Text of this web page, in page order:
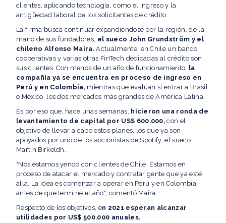
clientes, aplicando tecnología, como el ingreso y la
antigüedad laboral de los solicitantes de crédito.
La firma busca continuar expandiéndose por la región, de la
mano de sus fundadores, el sueco John Grundström y el
chileno Alfonso Maira.Actualmente, en Chile un banco,
cooperativas y varias otras FinTech dedicadas al crédito son
sus clientes. Con menos de un año de funcionamiento, la
compañía ya se encuentra en proceso de ingreso en
Perú y en Colombia, mientras que evalúan si entrar a Brasil
o México, los dos mercados más grandes de América Latina.
Es por eso que, hace unas semanas, hicieron una ronda de
levantamiento de capital por US$ 600.000, con el
objetivo de llevar a cabo estos planes, los que ya son
apoyados por uno de los accionistas de Spotify, el sueco
Martin Birkeldh.
"Nos estamos yendo con clientes de Chile. Estamos en
proceso de atacar el mercado y contratar gente que ya esté
allá. La idea es comenzar a operar en Perú y en Colombia
antes de que termine el año", comentó Maira.
Respecto de los objetivos, en 2021 esperan alcanzar
utilidades por US$ 500.000 anuales.